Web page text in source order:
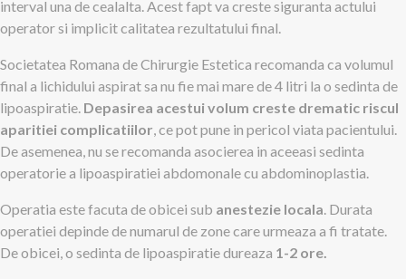
interval una de cealalta. Acest fapt va creste siguranta actului
operator si implicit calitatea rezultatului final.
Societatea Romana de Chirurgie Estetica recomanda ca volumul
final a lichidului aspirat sa nu fie mai mare de 4 litri la o sedinta de
lipoaspiratie. Depasirea acestui volum creste drematic riscul
aparitiei complicatiilor, ce pot pune in pericol viata pacientului.
De asemenea, nu se recomanda asocierea in aceeasi sedinta
operatorie a lipoaspiratiei abdomonale cu abdominoplastia.
Operatia este facuta de obicei sub anestezie locala. Durata
operatiei depinde de numarul de zone care urmeaza a fi tratate.
De obicei, o sedinta de lipoaspiratie dureaza 1-2 ore.